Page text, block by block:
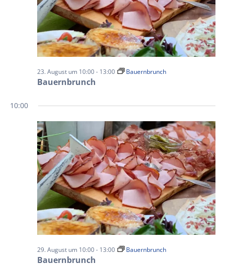
Bauernbrunch
23. August um 10:00- 13:00 Bauernbrunch
10:00
Bauernbrunch
29. August um 10:00- 13:00 Bauernbrunch